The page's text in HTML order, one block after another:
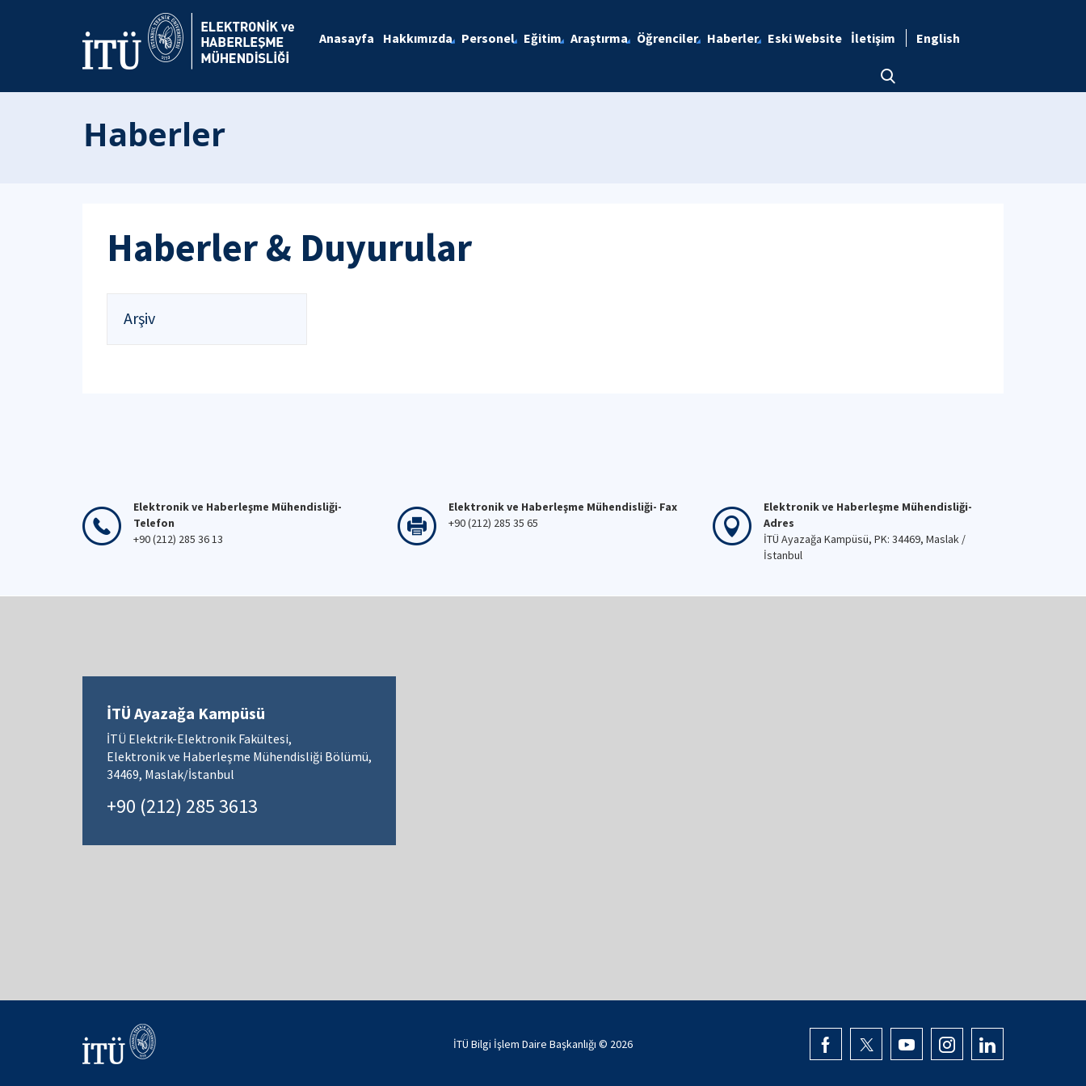
Anasayfa Hakkımızda Personel Eğitim Araştırma Öğrenciler Haberler Eski Website İletişim English
Haberler
Haberler & Duyurular
Arşiv
Elektronik ve Haberleşme Mühendisliği-
Telefon
+90 (212) 285 36 13
Elektronik ve Haberleşme Mühendisliği- Fax
+90 (212) 285 35 65
Elektronik ve Haberleşme Mühendisliği-
Adres
İTÜ Ayazağa Kampüsü, PK: 34469, Maslak /
İstanbul
İTÜ Ayazağa Kampüsü
İTÜ Elektrik-Elektronik Fakültesi,
Elektronik ve Haberleşme Mühendisliği Bölümü,
34469, Maslak/İstanbul
+90 (212) 285 3613
İTÜ Bilgi İşlem Daire Başkanlığı © 2026